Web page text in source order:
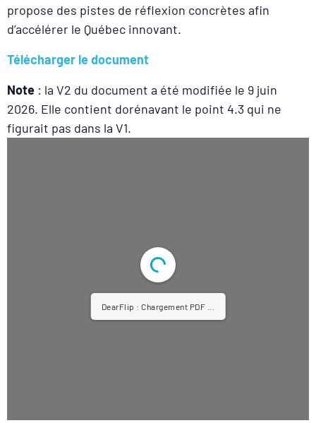
propose des pistes de réflexion concrètes afin
d’accélérer le Québec innovant.
Télécharger le document
Note : la V2 du document a été modifiée le 9 juin
2026. Elle contient dorénavant le point 4.3 qui ne
figurait pas dans la V1.
DearFlip : Chargement PDF 13%
...